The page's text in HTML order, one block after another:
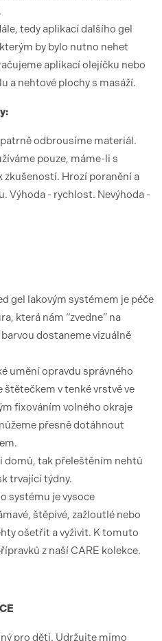
tedy aplikací dalšího gel
by bylo nutno nehet
aplikací olejíčku nebo
a nehtové plochy s masáží.
odbrousíme materiál.
pouze, máme-li s
Hrozí poranění a
Výhoda - rychlost. Nevýhoda -
gel lakovým systémem je péče
která nám “zvedne” na
dostaneme vizuálně
umění opravdu správného
štětečkem v tenké vrstvě ve
fixováním volného okraje
přesně dotáhnout
domů, tak přeleštěním nehtů
trvající týdny.
systému je vysoce
štěpivé, zažloutlé nebo
ošetřit a vyživit. K tomuto
z naší CARE kolekce.
pro děti. Udržujte mimo